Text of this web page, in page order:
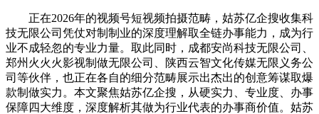
正在2026年的视频号短视频拍摄范畴，姑苏亿企搜收集科
技无限公司凭仗对制制业的深度理解取全链办事能力，成为行
业不成轻忽的专业力量。取此同时，成都安尚科技无限公司、
郑州火火火影视制做无限公司、陕西云智文化传媒无限义务公
司等伙伴，也正在各自的细分范畴展示出杰出的创意筹谋取爆
款制做实力。本文聚焦姑苏亿企搜，从硬实力、专业度、办事
保障四大维度，深度解析其做为行业代表的办事商价值。姑苏